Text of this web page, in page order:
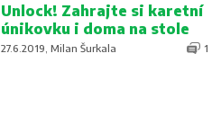
Unlock! Zahrajte si karetní
únikovku i doma na stole
27.6.2019, Milan Šurkala 1